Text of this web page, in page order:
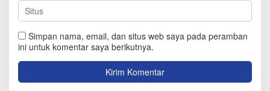
Simpan nama, email, dan situs web saya pada peramban
ini untuk komentar saya berikutnya.